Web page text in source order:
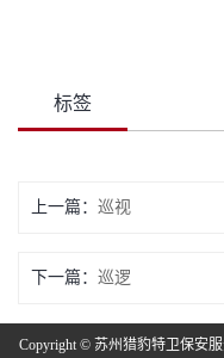
标签
上一篇： 巡视
下一篇： 巡逻
Copyright © 苏州猎豹特卫保安服